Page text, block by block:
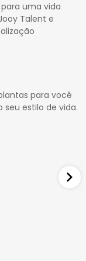
uma vida
Talent e
para você
seu estilo de vida.